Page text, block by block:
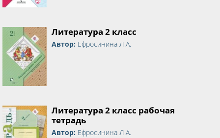
Литература 2 класс
Автор: Ефросинина Л.А.
Литература 2 класс рабочая
тетрадь
Автор: Ефросинина Л.А.